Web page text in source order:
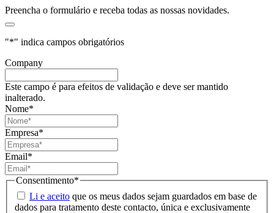
Preencha o formulário e receba todas as nossas novidades.
"*" indica campos obrigatórios
Company
Este campo é para efeitos de validação e deve ser mantido
inalterado.
Nome*
Empresa*
Email*
Consentimento*
Li e aceito que os meus dados sejam guardados em base de
dados para tratamento deste contacto, única e exclusivamente